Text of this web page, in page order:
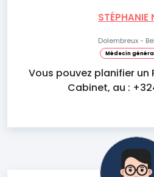
STÉPHANIE
Dolembreux -
Médecin
Vous pouvez planifier un
Cabinet, au :